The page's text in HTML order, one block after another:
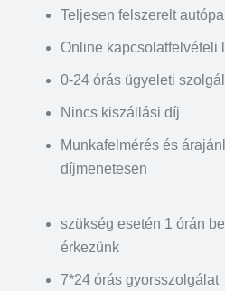
Teljesen felszerelt
Online kapcsolatfelvételi
0-24 órás ügyeleti
Nincs kiszállási díj
Munkafelmérés és
díjmenetesen
szükség esetén 1 órán
érkezünk
7*24 órás gyorsszolgálat